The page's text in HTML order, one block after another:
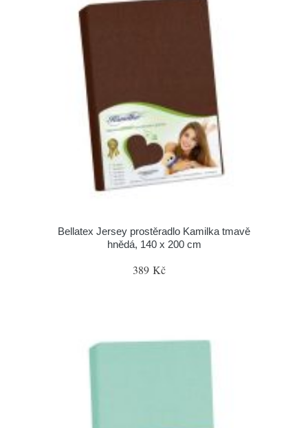
Bellatex Jersey prostěradlo Kamilka tmavě
hnědá, 140 x 200 cm
389 Kč